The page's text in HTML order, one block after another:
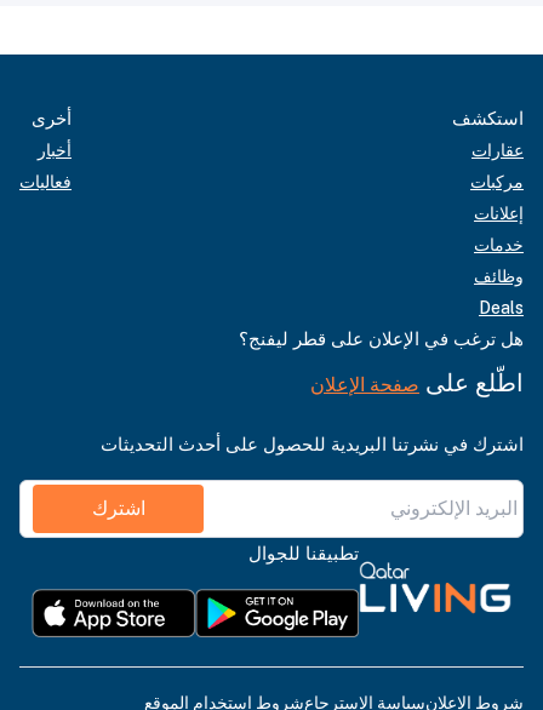
استكشف
عقارات
مركبات
إعلانات
خدمات
وظائف
Deals
أخرى
أخبار
فعاليات
هل ترغب في الإعلان على قطر ليفنج؟
اطّلع على صفحة الإعلان
اشترك في نشرتنا البريدية للحصول على أحدث التحديثات
اشترك
تطبيقنا للجوال
شروط الإعلانسياسة الاسترجاعشروط استخدام الموقع